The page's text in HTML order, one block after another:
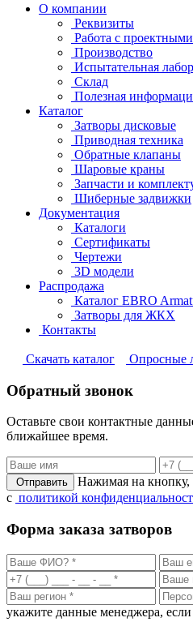
О компании
Реквизиты
Работа с
Производство
Испытательная
Склад
Полезная
Каталог
Затворы дисковые
Приводная техника
Обратные клапаны
Шаровые краны
Запчасти и
Шиберные задвижки
Документация
Каталоги
Сертификаты
Чертежи
3D модели
Распродажа
Каталог EBRO
Затворы для ЖКХ
Контакты
Cкачать каталог Опросные
Обратный звонок
Оставьте свои контактные
ближайшее время.
Отправить
Нажимая на кнопку,
с политикой
Форма заказа затворов
укажите данные менеджера,